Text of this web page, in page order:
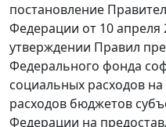
постановление
Федерации от 10 апреля
утверждении Правил
Федерального фонда
социальных расходов
расходов бюджетов
Федерации на